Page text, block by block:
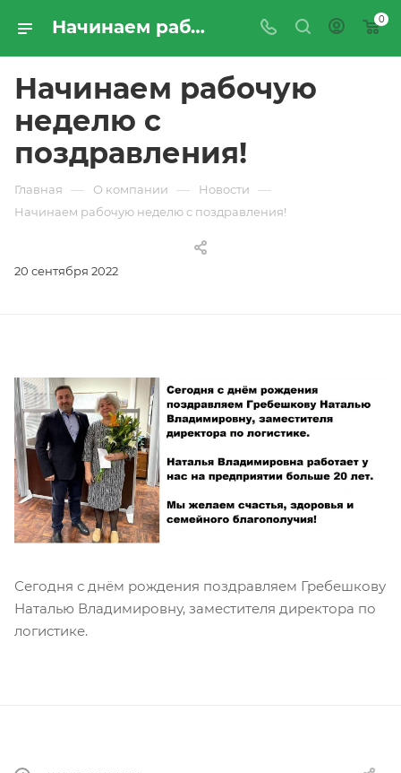
Начинаем рабочую неделю с поздравления! | Новости компании «ПРОМРЕСУРССЕРВИС» 0
Начинаем рабочую
неделю с
поздравления!
Главная — О компании — Новости —
Начинаем рабочую неделю с поздравления!
20 сентября 2022
Сегодня с днём рождения поздравляем Гребешкову
Наталью Владимировну, заместителя директора по
логистике.